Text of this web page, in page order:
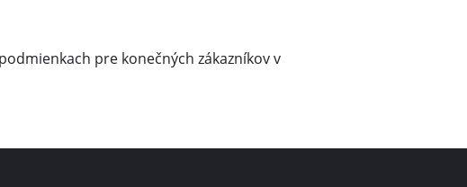
pre konečných zákazníkov v